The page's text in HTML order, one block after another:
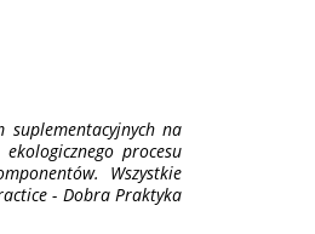
na
procesu
Wszystkie
- Dobra Praktyka